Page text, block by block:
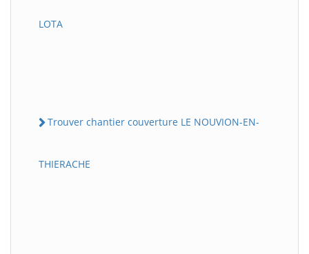
LOTA
Trouver chantier couverture LE NOUVION-EN-
THIERACHE